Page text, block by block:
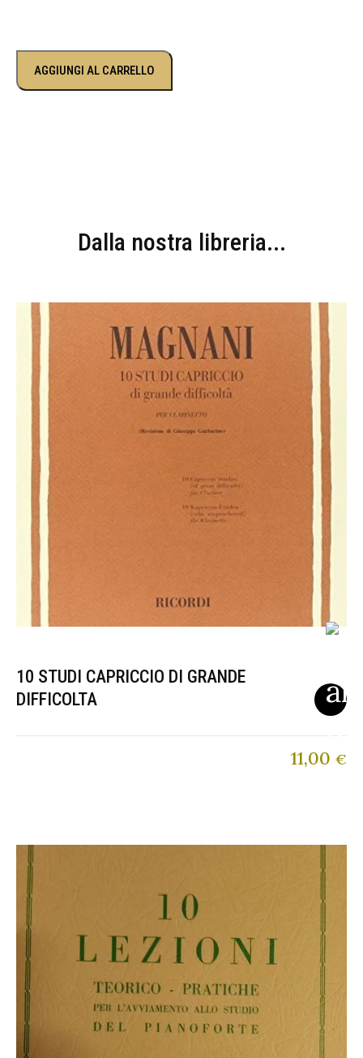
AGGIUNGI AL CARRELLO
Dalla nostra libreria...
10 STUDI CAPRICCIO DI GRANDE
DIFFICOLTA
11,00 €